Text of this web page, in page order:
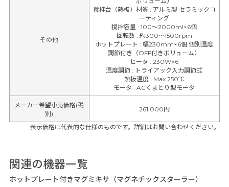
その他
撹拌台（熱板）材質 : アルミ製 セラミックコ
ーティング
撹拌容量:100〜2000ml×6個
回転数 : 約300〜1500rpm
ホットプレート: 幅230mm×6個 個別温度
調節付き（OFF付きボリューム）
ヒータ:230W×6
温度調節: トライアック入力調節式
熱板温度 : Max.250℃
モータ:ACくまとり型モータ
メーカー希望小売価格(税
別)
261,000円
表示価格は代表的な仕様のものです。詳細はお問い合わせください。
関連の機器一覧
ホットプレート付きマグミキサ（マグネチックスターラー）